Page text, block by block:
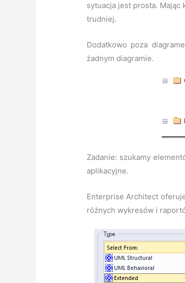
sytuacja jest prosta.
trudniej.
Dodatkowo poza
żadnym diagramie.
Zadanie: szukamy
aplikacyjne.
Enterprise Architect
różnych wykresów i